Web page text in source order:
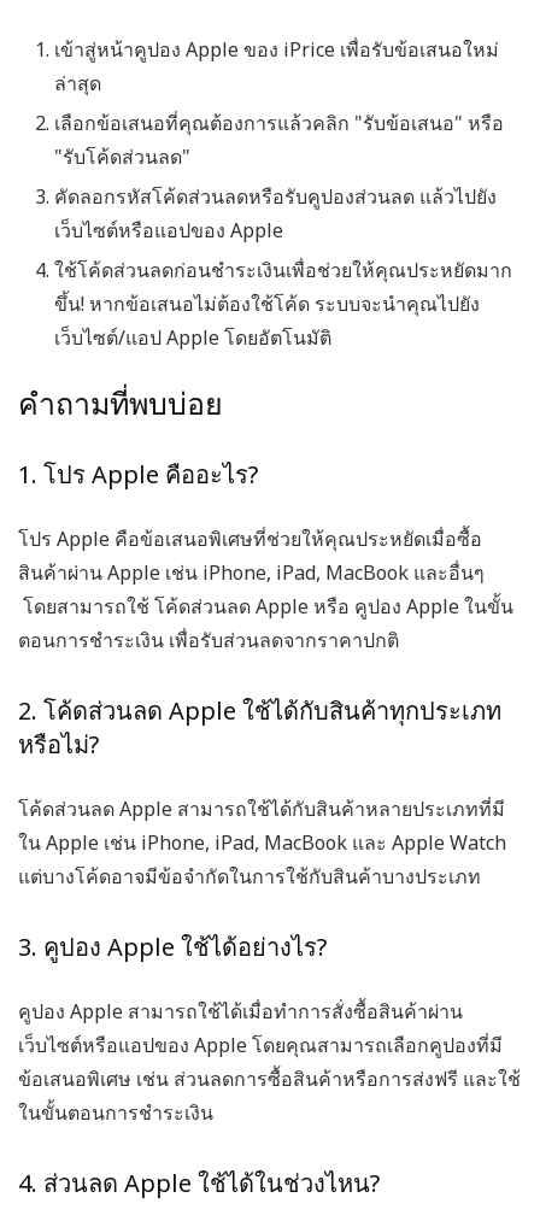
เข้าสู่หน้าคูปอง Apple ของ iPrice เพื่อรับข้อเสนอใหม่
ล่าสุด
เลือกข้อเสนอที่คุณต้องการแล้วคลิก "รับข้อเสนอ" หรือ
"รับโค้ดส่วนลด"
คัดลอกรหัสโค้ดส่วนลดหรือรับคูปองส่วนลด แล้วไปยัง
เว็บไซต์หรือแอปของ Apple
ใช้โค้ดส่วนลดก่อนชำระเงินเพื่อช่วยให้คุณประหยัดมาก
ขึ้น! หากข้อเสนอไม่ต้องใช้โค้ด ระบบจะนำคุณไปยัง
เว็บไซต์/แอป Apple โดยอัตโนมัติ
คำถามที่พบบ่อย
1. โปร Apple คืออะไร?
โปร Apple คือข้อเสนอพิเศษที่ช่วยให้คุณประหยัดเมื่อซื้อ
สินค้าผ่าน Apple เช่น iPhone, iPad, MacBook และอื่นๆ
โดยสามารถใช้โค้ดส่วนลด Appleหรือ คูปอง Appleในขั้น
ตอนการชำระเงิน เพื่อรับส่วนลดจากราคาปกติ
2. โค้ดส่วนลด Apple ใช้ได้กับสินค้าทุกประเภท
หรือไม่?
โค้ดส่วนลด Apple สามารถใช้ได้กับสินค้าหลายประเภทที่มี
ใน Apple เช่น iPhone, iPad, MacBook และ Apple Watch
แต่บางโค้ดอาจมีข้อจำกัดในการใช้กับสินค้าบางประเภท
3. คูปอง Apple ใช้ได้อย่างไร?
คูปอง Apple สามารถใช้ได้เมื่อทำการสั่งซื้อสินค้าผ่าน
เว็บไซต์หรือแอปของ Apple โดยคุณสามารถเลือกคูปองที่มี
ข้อเสนอพิเศษ เช่น ส่วนลดการซื้อสินค้าหรือการส่งฟรี และใช้
ในขั้นตอนการชำระเงิน
4. ส่วนลด Apple ใช้ได้ในช่วงไหน?